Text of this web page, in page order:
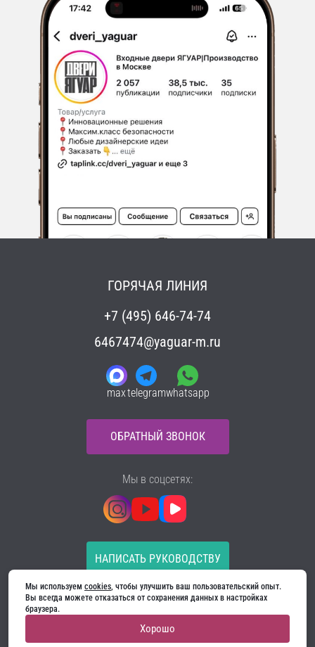
ГОРЯЧАЯ ЛИНИЯ
+7 (495) 646-74-74
6467474@yaguar-m.ru
maxtelegramwhatsapp
ОБРАТНЫЙ ЗВОНОК
НАПИСАТЬ РУКОВОДСТВУ
Все материалы на сайте принадлежат компании
ООО «Ягуар-М» — входные и межкомнатные двери
Политика конфиденциальности
Мы в соцсетях:
Мы используем cookies, чтобы улучшить ваш пользовательский опыт.
Вы всегда можете отказаться от сохранения данных в настройках
браузера.
Хорошо